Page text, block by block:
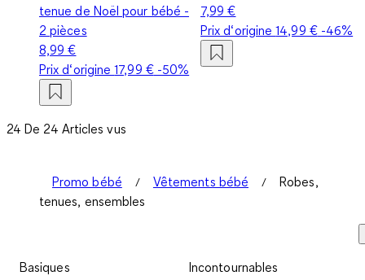
tenue de Noël pour bébé -
2 pièces
8,99 €
Prix d‘origine17,99 €-50%
7,99 €
Prix d‘origine14,99 €-46%
24 De 24 Articles vus
Promo bébé Vêtements bébé
Robes,
tenues, ensembles
Basiques
Incontournables